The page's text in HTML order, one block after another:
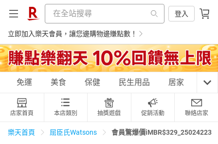
登入
立即加入樂天會員，讓您邊購物邊賺點數！
購物網分類
天天免運 美食蛋糕 養生保健 民生用品
免運 美食 保健 民生用品 居家 3C
店家首頁 本店類別 抽獎遊戲 促銷活動 聯絡店家
樂天首頁 屈臣氏Watsons 會員驚爆價iMBR$329_25024223